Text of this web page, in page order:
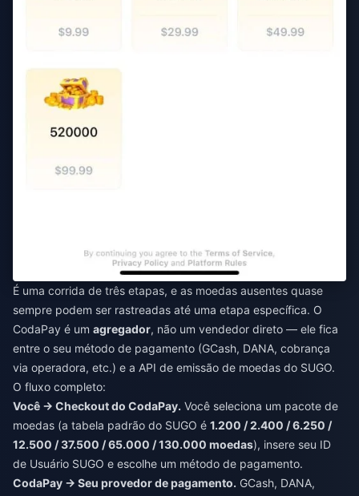
É uma corrida de três etapas, e as moedas ausentes quase
sempre podem ser rastreadas até uma etapa específica. O
CodaPay é um agregador, não um vendedor direto — ele fica
entre o seu método de pagamento (GCash, DANA, cobrança
via operadora, etc.) e a API de emissão de moedas do SUGO.
O fluxo completo:
Você → Checkout do CodaPay. Você seleciona um pacote de
moedas (a tabela padrão do SUGO é 1.200 / 2.400 / 6.250 /
12.500 / 37.500 / 65.000 / 130.000 moedas), insere seu ID
de Usuário SUGO e escolhe um método de pagamento.
CodaPay → Seu provedor de pagamento. GCash, DANA,